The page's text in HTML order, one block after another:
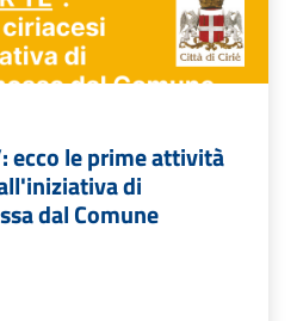
ecco le prime attività
di
dal Comune